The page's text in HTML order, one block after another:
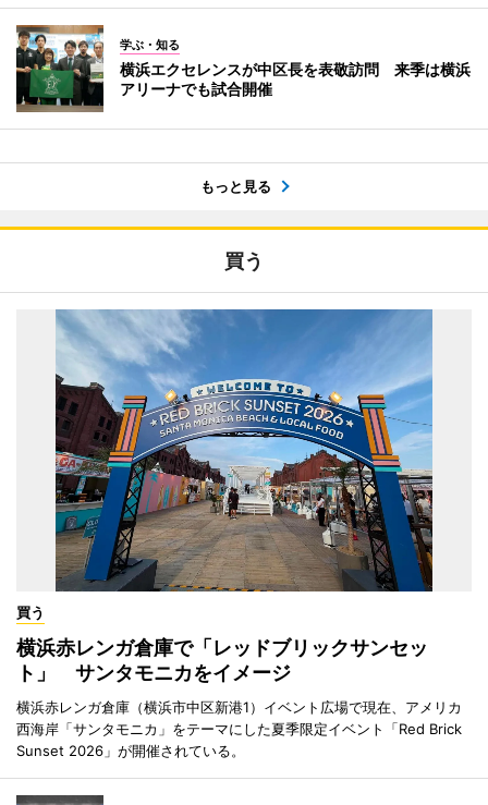
学ぶ・知る
横浜エクセレンスが中区長を表敬訪問 来季は横浜
アリーナでも試合開催
もっと見る
買う
買う
横浜赤レンガ倉庫で「レッドブリックサンセッ
ト」 サンタモニカをイメージ
横浜赤レンガ倉庫（横浜市中区新港1）イベント広場で現在、アメリカ
西海岸「サンタモニカ」をテーマにした夏季限定イベント「Red Brick
Sunset 2026」が開催されている。